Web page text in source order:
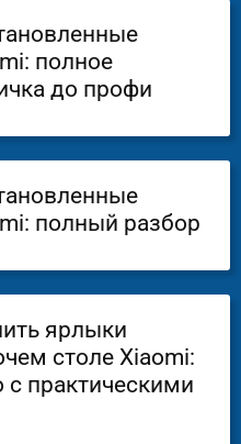
полное
до профи
полный разбор
ярлыки
столе Xiaomi:
с практическими